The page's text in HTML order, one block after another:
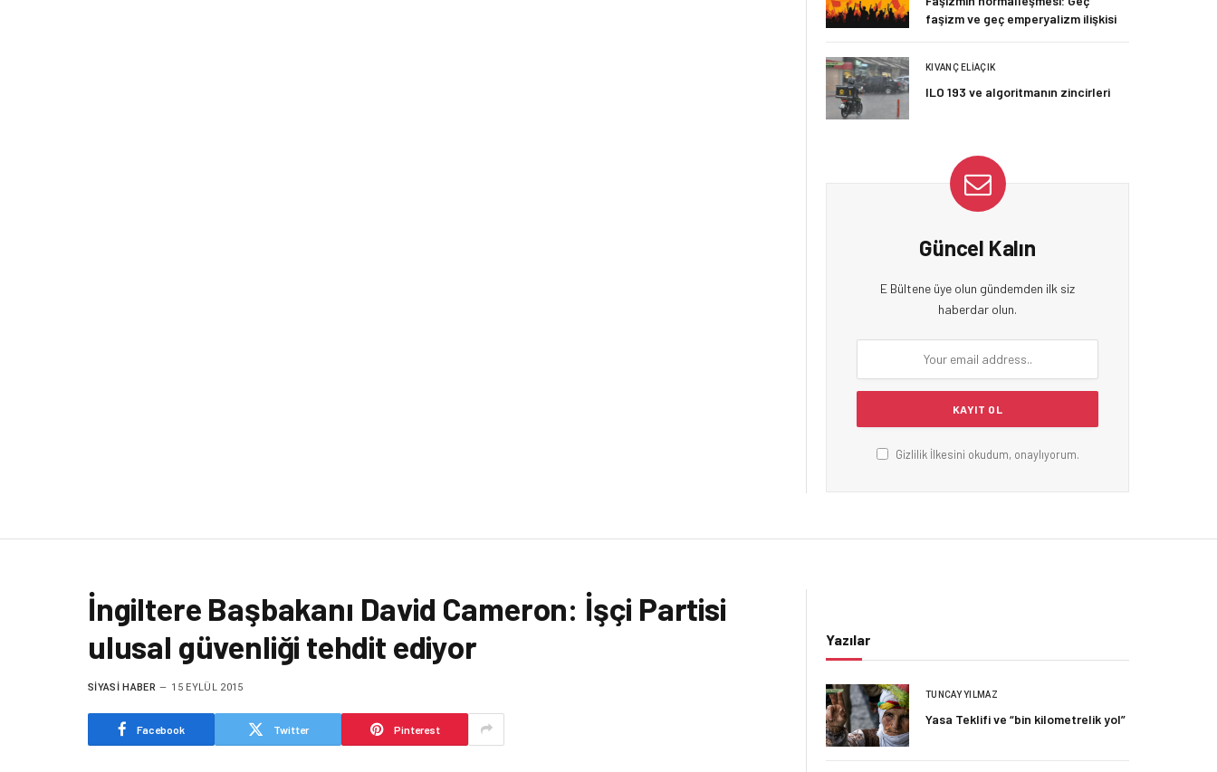
faşizm ve geç emperyalizm ilişkisi
KIVANÇ ELIAÇIK
ILO 193 ve algoritmanın zincirleri
Güncel Kalın
E Bültene üye olun gündemden ilk siz
haberdar olun.
Gizlilik İlkesini okudum, onaylıyorum.
İngiltere Başbakanı David Cameron: İşçi Partisi
ulusal güvenliği tehdit ediyor
SIYASI HABER 15 EYLÜL 2015
Facebook Twitter Pinterest
Yazılar
TUNCAY YILMAZ
Yasa Teklifi ve “bin kilometrelik yol”